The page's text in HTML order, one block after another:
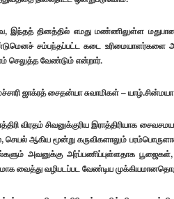
இந்தத் தினத்தில் எமது மண்ணிலுள்ள
சம்பந்தப்பட்ட கடை உரிமையாளர்களை
செலுத்த வேண்டும் என்றார்.
ஜாக்ரத் சைதன்யா சுவாமிகள் –
விரதம் சிவனுக்குரிய இராத்திரியாக
ஆகிய மூன்று கருவிகளாலும்
அவனுக்கு அர்ப்பணிப்புள்ளதாக
வைத்து வழிபடப்பட வேண்டிய